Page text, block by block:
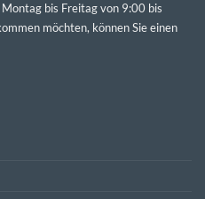
bis Freitag von 9:00 bis
möchten, können Sie einen